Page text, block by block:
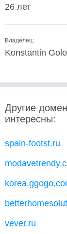
26 лет
Владелец:
Konstantin
Другие
интересны:
spain-footst.ru
vever.ru